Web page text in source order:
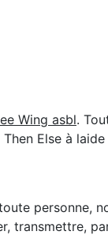
Wing asbl.
Else à
personne,
transmettre,